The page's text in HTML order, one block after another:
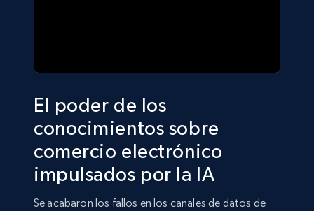
El poder de los
conocimientos sobre
comercio electrónico
impulsados por la IA
Se acabaron los fallos en los canales de datos de